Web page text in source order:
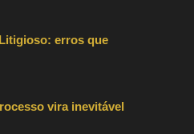
erros que
vira inevitável